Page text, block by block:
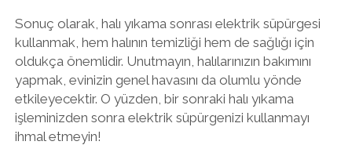
Sonuç olarak, halı yıkama sonrası elektrik süpürgesi
kullanmak, hem halının temizliği hem de sağlığı için
oldukça önemlidir. Unutmayın, halılarınızın bakımını
yapmak, evinizin genel havasını da olumlu yönde
etkileyecektir. O yüzden, bir sonraki halı yıkama
işleminizden sonra elektrik süpürgenizi kullanmayı
ihmal etmeyin!